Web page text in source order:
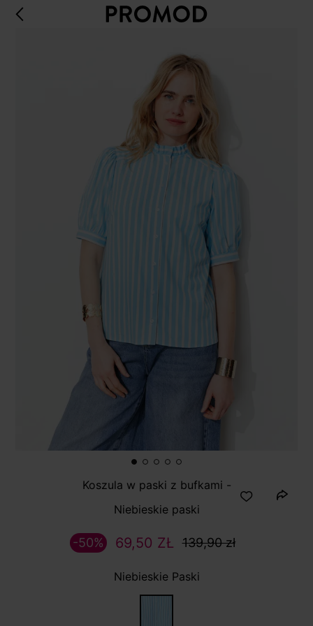
Koszula w paski z bufkami -
Niebieskie paski
69,50 ZŁ 139,90 zł
-50%
Niebieskie Paski